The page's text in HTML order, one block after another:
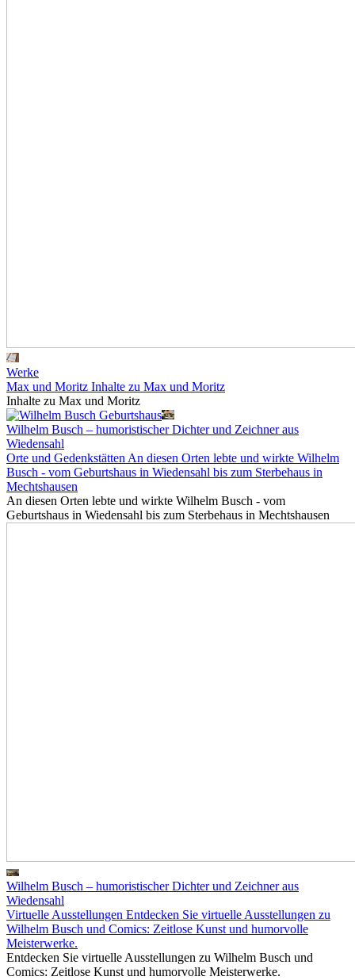
Werke
Max und Moritz Inhalte zu Max und Moritz
Inhalte zu Max und Moritz
Wilhelm Busch – humoristischer Dichter und Zeichner aus
Wiedensahl
Orte und GedenkstättenAn diesen Orten lebte und wirkte Wilhelm
Busch - vom Geburtshaus in Wiedensahl bis zum Sterbehaus in
Mechtshausen
An diesen Orten lebte und wirkte Wilhelm Busch - vom
Geburtshaus in Wiedensahl bis zum Sterbehaus in Mechtshausen
Wilhelm Busch – humoristischer Dichter und Zeichner aus
Wiedensahl
Virtuelle Ausstellungen Entdecken Sie virtuelle Ausstellungen zu
Wilhelm Busch und Comics: Zeitlose Kunst und humorvolle
Meisterwerke.
Entdecken Sie virtuelle Ausstellungen zu Wilhelm Busch und
Comics: Zeitlose Kunst und humorvolle Meisterwerke.